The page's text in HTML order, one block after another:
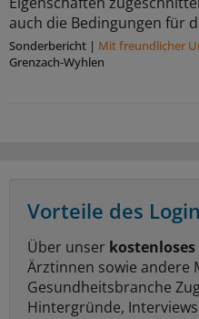
auch die Bedingungen für
Sonderbericht | Mit freundlicher
Grenzach-Wyhlen
Vorteile des
Über unser kostenloses
Ärztinnen sowie andere
Gesundheitsbranche
Hintergründe,